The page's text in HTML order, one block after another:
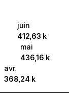
juin
412,63 k
mai
436,16 k
avr.
368,24 k